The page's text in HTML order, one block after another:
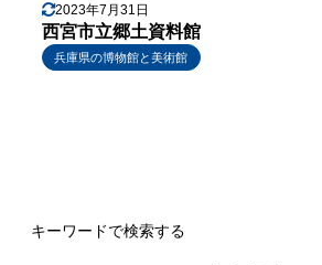
2023年7月31日
西宮市立郷土資料館
兵庫県の博物館と美術館